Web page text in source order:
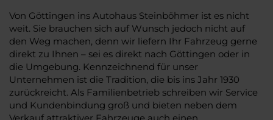
Von Göttingen ins Autohaus Steinböhmer ist es nicht
weit. Sie brauchen sich auf Wunsch jedoch nicht auf
den Weg machen, denn wir liefern Ihr Fahrzeug gerne
direkt zu Ihnen – sei es direkt nach Göttingen oder in
die Umgebung. Kennzeichnend für unser
Unternehmen ist die Tradition, die bis ins Jahr 1930
zurückreicht. Als Familienbetrieb schreiben wir Service
und Kundenbindung groß und bieten neben dem
Verkauf attraktiver Fahrzeuge auch einen